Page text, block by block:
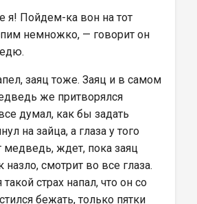
я! Пойдем-ка вон на тот
немножко, — говорит он
заяц тоже. Заяц и в самом
же притворялся
думал, как бы задать
на зайца, а глаза у того
ждет, пока заяц
назло, смотрит во все глаза.
страх напал, что он со
бежать, только пятки